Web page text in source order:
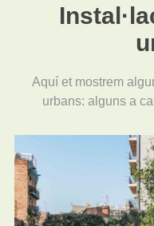
Aquí et mostrem
urbans: alguns a